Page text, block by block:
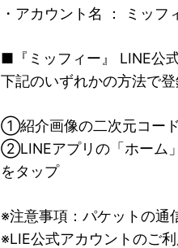
・アカウント名 ： ミッフ
■『ミッフィー』 LINE公
下記のいずれかの方法で登
①紹介画像の二次元コー
②LINEアプリの「ホーム
をタップ
※注意事項：パケットの通
※LIE公式アカウントのご